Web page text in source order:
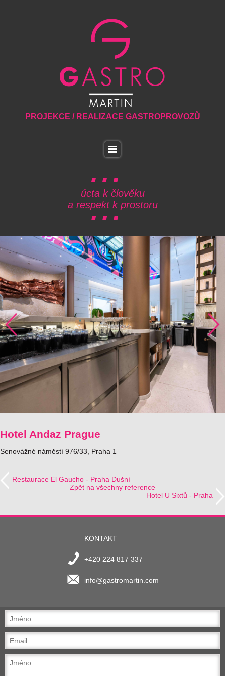
PROJEKCE / REALIZACE GASTROPROVOZŮ
úcta k člověku
a respekt k prostoru
Hotel Andaz Prague
Senovážné náměstí 976/33, Praha 1
Restaurace El Gaucho - Praha Dušní
Zpět na všechny reference
Hotel U Sixtů - Praha
KONTAKT
+420 224 817 337
info@gastromartin.com